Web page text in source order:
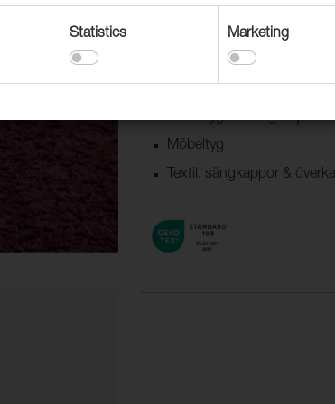
Användningsområden
Dekorationstextil
Möbeltyg offentlig miljö
Möbeltyg
Textil, sängkappor &
Statistics Marketing